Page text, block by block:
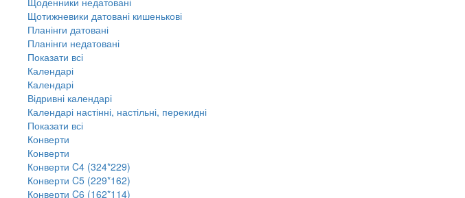
Щотижневики датовані кишенькові
Планінги датовані
Планінги недатовані
Показати всі
Календарі
Календарі
Відривні календарі
Календарі настінні, настільні, перекидні
Показати всі
Конверти
Конверти
Конверти C4 (324*229)
Конверти C5 (229*162)
Конверти C6 (162*114)